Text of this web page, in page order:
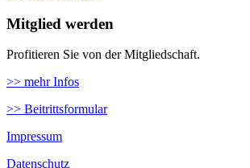
Mitglied werden
Profitieren Sie von der Mitgliedschaft.
>> mehr Infos
>> Beitrittsformular
Impressum
Datenschutz